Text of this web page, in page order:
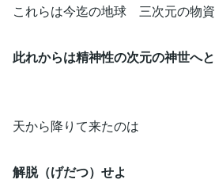
これらは今迄の地球 三次元の物
此れからは精神性の次元の神世へ
天から降りて来たのは
解脱（げだつ）せよ